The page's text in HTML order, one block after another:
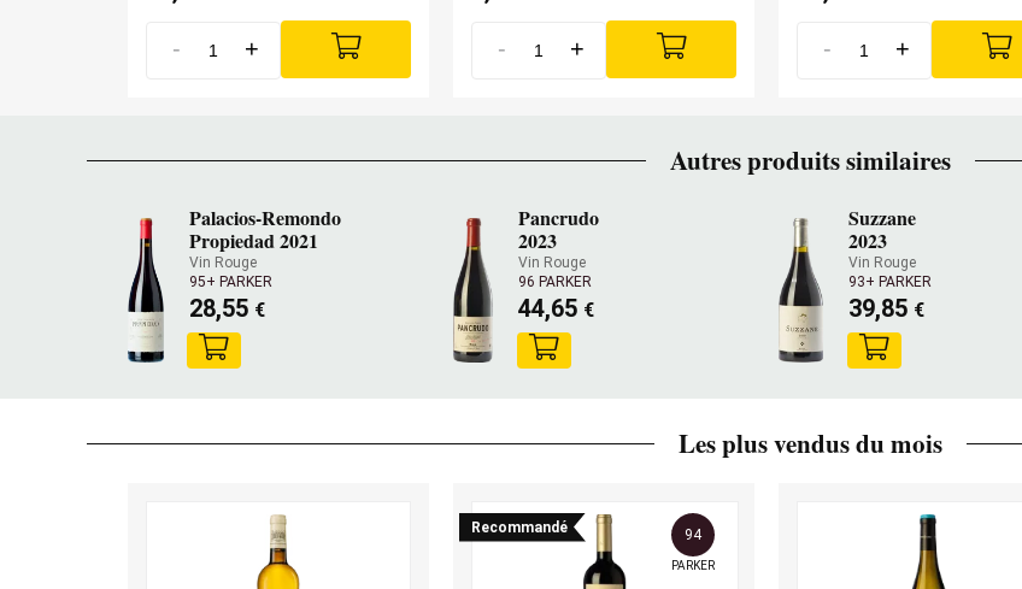
- + - + - +
Autres produits similaires
Palacios-Remondo
Propiedad 2021
Vin Rouge
95+ PARKER
28,55 €
Pancrudo
2023
Vin Rouge
96 PARKER
44,65 €
Suzzane
2023
Vin Rouge
93+ PARKER
39,85 €
Les plus vendus du mois
Recommandé 94
PARKER